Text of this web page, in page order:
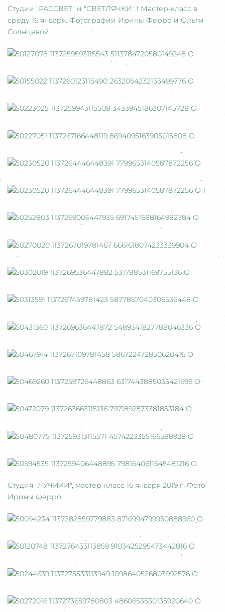
Студии "РАССВЕТ" и "СВЕТЛЯЧКИ" ! Мастер-класс в
среду 16 января. Фотографии Ирины Ферро и Ольги
Солнцевой.
Студия "ЛУЧИКИ", мастер-класс 16 января 2019 г. Фото
Ирины Ферро.